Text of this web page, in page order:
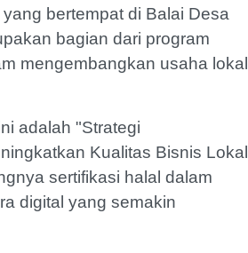
bertempat di Balai Desa
bagian dari program
mengembangkan usaha lokal
adalah "Strategi
Kualitas Bisnis Lokal
sertifikasi halal dalam
digital yang semakin